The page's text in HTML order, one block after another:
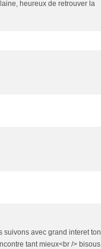
heureux de retrouver la
suivons avec grand interet ton
tant mieux<br /> bisous